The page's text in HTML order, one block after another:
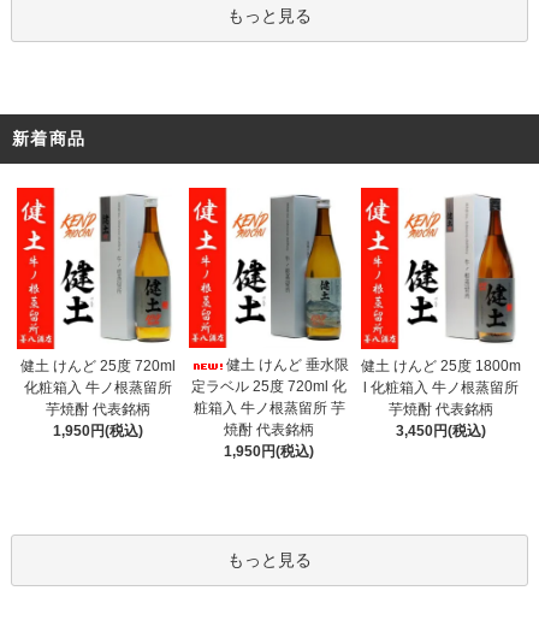
もっと見る
新着商品
健土 けんど 25度 720ml
化粧箱入 牛ノ根蒸留所
芋焼酎 代表銘柄
1,950円(税込)
健土 けんど 垂水限
定ラベル 25度 720ml 化
粧箱入 牛ノ根蒸留所 芋
焼酎 代表銘柄
1,950円(税込)
健土 けんど 25度 1800m
l 化粧箱入 牛ノ根蒸留所
芋焼酎 代表銘柄
3,450円(税込)
もっと見る